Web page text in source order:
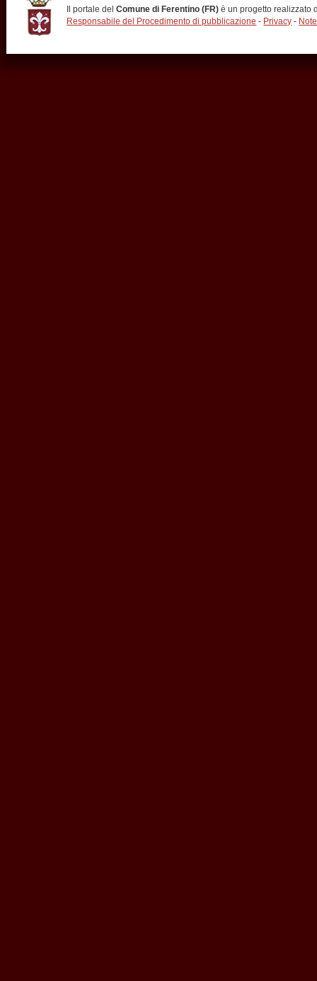
Il portale delComune di Ferentino (FR) è un progetto realizzato
Responsabile del Procedimento di pubblicazione - Privacy -